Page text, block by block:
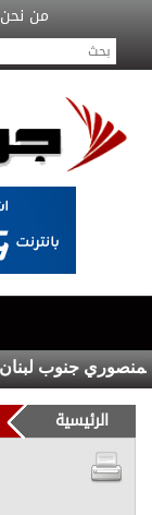
من نحن
جنوب لبنان
الرئيسية